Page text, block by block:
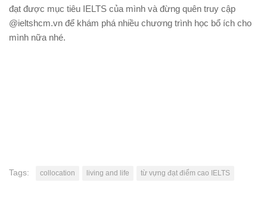
đạt được mục tiêu IELTS của mình và đừng quên truy cập
@ieltshcm.vn để khám phá nhiều chương trình học bổ ích cho
mình nữa nhé.
Tags: collocation living and life từ vựng đạt điểm cao IELTS